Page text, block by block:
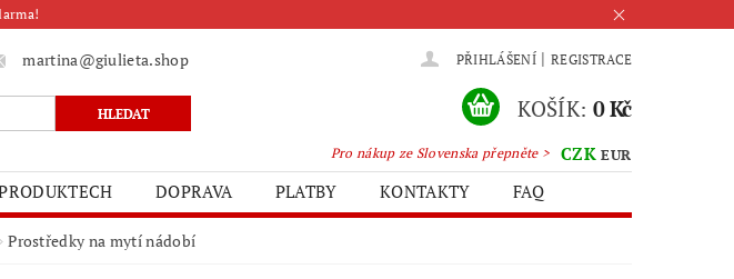
martina@giulieta.shop PŘIHLÁŠENÍ | REGISTRACE
Pro nákup ze Slovenska přepněte > CZK EUR
KOŠÍK: 0 Kč
DOPRAVA PLATBY KONTAKTY FAQ
Prostředky na mytí nádobí